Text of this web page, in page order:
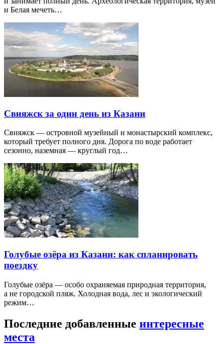
и Белая мечеть…
Свияжск за один день из Казани
Свияжск — островной музейный и монастырский комплекс,
который требует полного дня. Дорога по воде работает
сезонно, наземная — круглый год…
Голубые озёра из Казани: как спланировать
поездку
Голубые озёра — особо охраняемая природная территория,
а не городской пляж. Холодная вода, лес и экологический
режим…
Последние добавленные интересные
места